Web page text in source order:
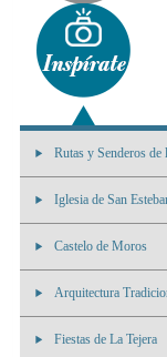
Rutas y Senderos de
Iglesia de San
Castelo de Moros
Arquitectura
Fiestas de La Tejera